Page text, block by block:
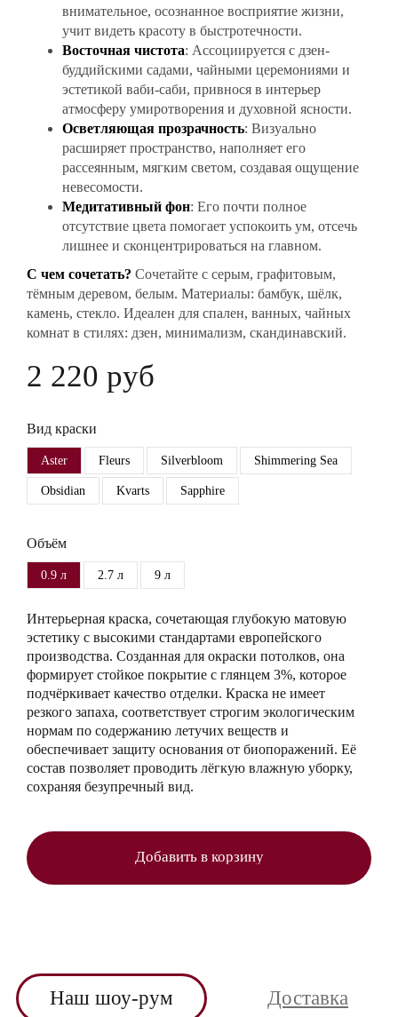
внимательное, осознанное восприятие жизни,
учит видеть красоту в быстротечности.
Восточная чистота: Ассоциируется с дзен-
буддийскими садами, чайными церемониями и
эстетикой ваби-саби, привнося в интерьер
атмосферу умиротворения и духовной ясности.
Осветляющая прозрачность: Визуально
расширяет пространство, наполняет его
рассеянным, мягким светом, создавая ощущение
невесомости.
Медитативный фон: Его почти полное
отсутствие цвета помогает успокоить ум, отсечь
лишнее и сконцентрироваться на главном.
С чем сочетать? Сочетайте с серым, графитовым,
тёмным деревом, белым. Материалы: бамбук, шёлк,
камень, стекло. Идеален для спален, ванных, чайных
комнат в стилях: дзен, минимализм, скандинавский.
2 220 руб
Вид краски
Aster Fleurs Silverbloom Shimmering Sea
Obsidian Kvarts Sapphire
Объём
0.9 л 2.7 л 9 л
Интерьерная краска, сочетающая глубокую матовую
эстетику с высокими стандартами европейского
производства. Созданная для окраски потолков, она
формирует стойкое покрытие с глянцем 3%, которое
подчёркивает качество отделки. Краска не имеет
резкого запаха, соответствует строгим экологическим
нормам по содержанию летучих веществ и
обеспечивает защиту основания от биопоражений. Её
состав позволяет проводить лёгкую влажную уборку,
сохраняя безупречный вид.
Добавить в корзину
Наш шоу-рум Доставка